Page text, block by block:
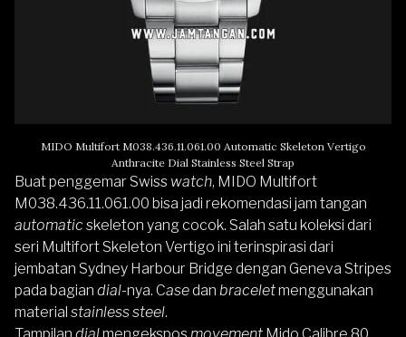
MIDO Multifort M038.436.11.061.00 Automatic Skeleton Vertigo
Anthracite Dial Stainless Steel Strap
Buat penggemar Swiss watch, MIDO Multifort
M038.436.11.061.00 bisa jadi rekomendasi jam tangan
automatic skeleton yang cocok. Salah satu koleksi dari
seri Multifort Skeleton Vertigo ini terinspirasi dari
jembatan Sydney Harbour Bridge dengan Geneva Stripes
pada bagian dial-nya. Casedan braceletmenggunakan
material stainless steel.